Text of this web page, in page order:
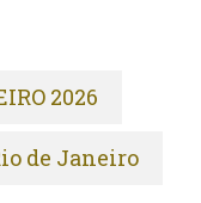
2026
de Janeiro